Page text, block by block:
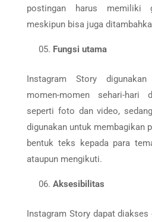
postingan harus memiliki
meskipun bisa juga
Fungsi utama
Instagram Story
momen-momen sehari-hari
seperti foto dan video,
digunakan untuk membagikan
bentuk teks kepada para
ataupun mengikuti.
Aksesibilitas
Instagram Story dapat